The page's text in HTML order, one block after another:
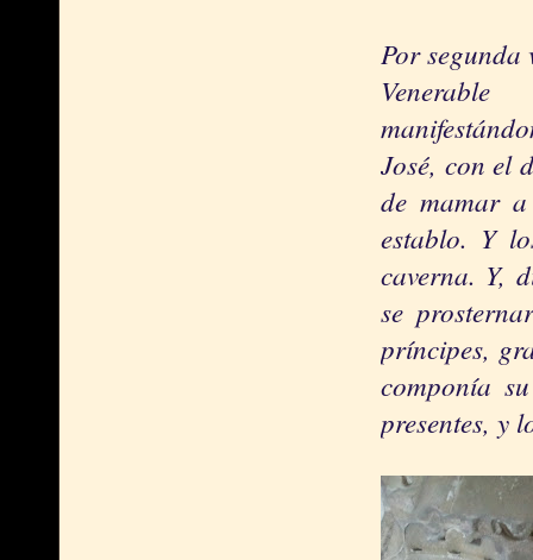
Por segunda
José, con el
de mamar
establo. Y
caverna. Y,
se
príncipes,
componía
presentes, y